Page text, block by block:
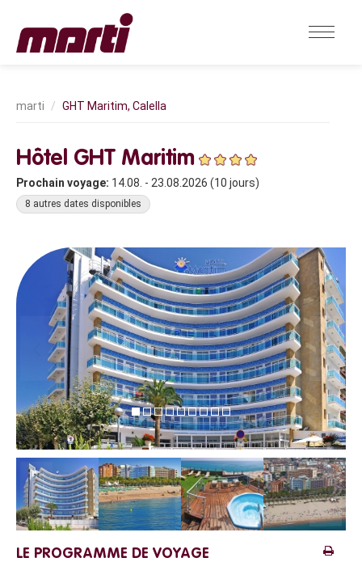
GHT Maritim, Calella
Hôtel GHT Maritim
Prochain voyage: 14.08. - 23.08.2026 (10 jours)
8 autres dates disponibles
LE PROGRAMME DE VOYAGE